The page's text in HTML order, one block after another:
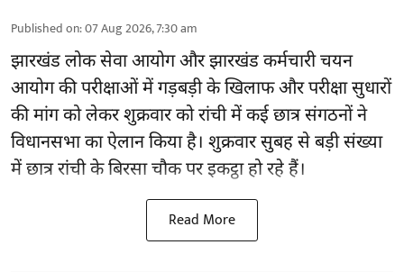
Published on:07 Aug 2026, 7:30 am
झारखंडलोक सेवा आयोग और झारखंड कर्मचारी चयन
आयोग की परीक्षाओं में गड़बड़ी के खिलाफ और परीक्षा सुधारों
की मांग को लेकर शुक्रवार को रांची में कई छात्र संगठनों ने
विधानसभा का ऐलान किया है। शुक्रवार सुबह से बड़ी संख्या
में छात्र रांची के बिरसा चौक पर इकट्ठा हो रहे हैं।
Read More